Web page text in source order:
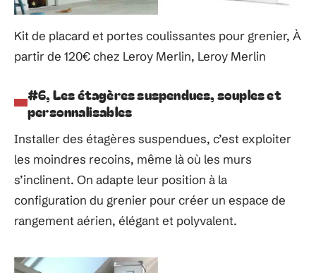
Kit de placard et portes coulissantes pour grenier, À
partir de 120€ chez Leroy Merlin, Leroy Merlin
#6, Les étagères suspendues, souples et
personnalisables
Installer des étagères suspendues, c’est exploiter
les moindres recoins, même là où les murs
s’inclinent. On adapte leur position à la
configuration du grenier pour créer un espace de
rangement aérien, élégant et polyvalent.